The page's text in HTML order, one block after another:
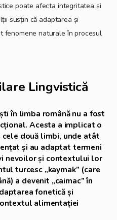
poate afecta integritatea și
susțin că adaptarea și
fenomene naturale în procesul
Lingvistică
în limba română nu a fost
Acesta a implicat o
două limbi, unde atât
și au adaptat termeni
nevoilor și contextului lor
turcesc „kaymak” (care
a devenit „caimac” în
fonetică și
alimentației